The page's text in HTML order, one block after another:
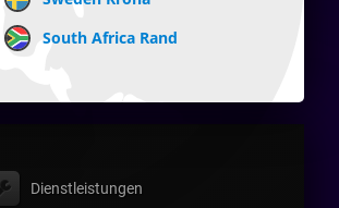
South Africa Rand
Dienstleistungen